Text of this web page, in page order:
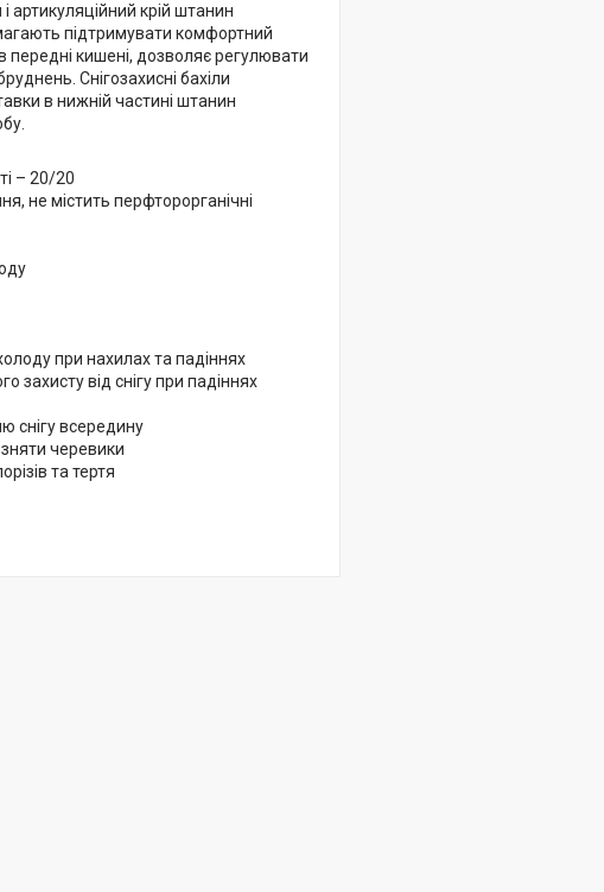
артикуляційний крій штанин
підтримувати комфортний
передні кишені, дозволяє регулювати
Снігозахисні бахіли
в нижній частині штанин
– 20/20
не містить перфторорганічні
при нахилах та падіннях
захисту від снігу при падіннях
снігу всередину
черевики
та тертя